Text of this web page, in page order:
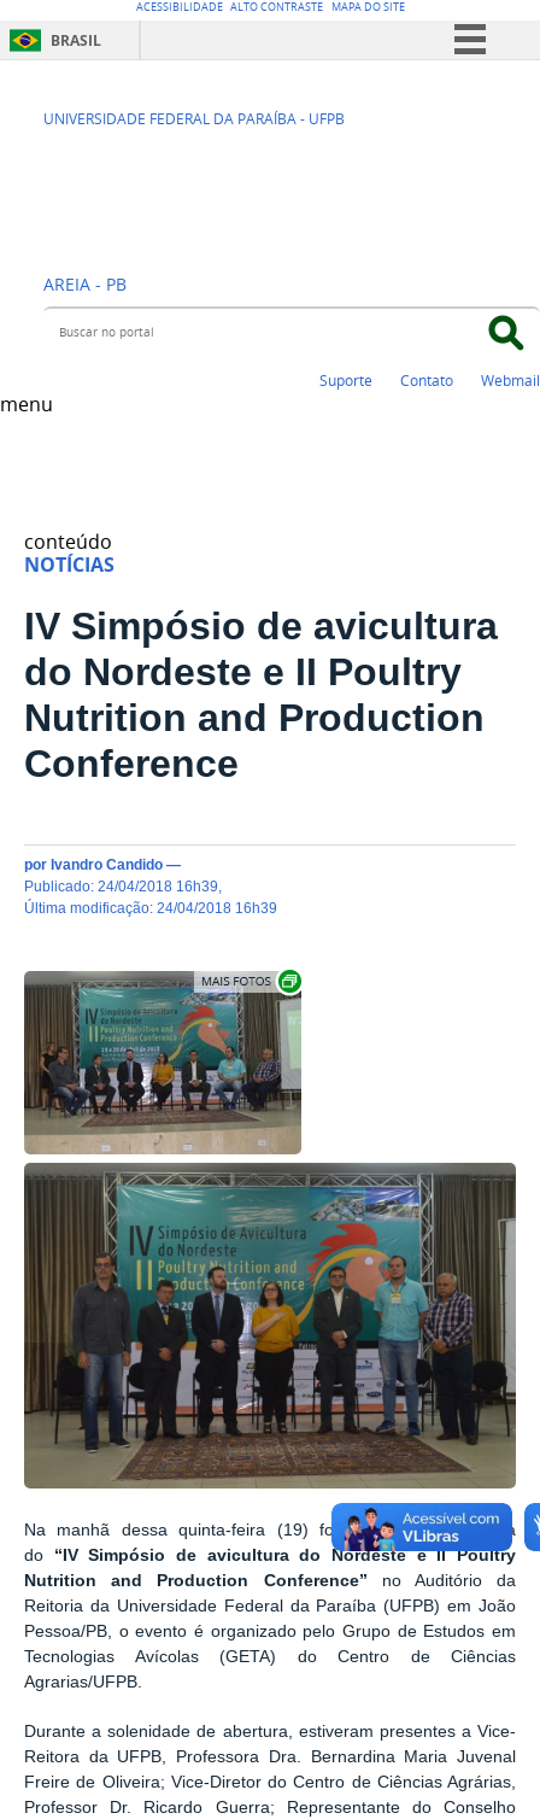
ACESSIBILIDADE ALTO CONTRASTE MAPA DO SITE
BRASIL
Comunica BR
UNIVERSIDADE FEDERAL DA PARAÍBA - UFPB
CCA - CENTRO DE
AREIA - PB
Buscar no portal
Suporte Contato Webmail
menu
conteúdo
NOTÍCIAS
IV Simpósio de avicultura
do Nordeste e II Poultry
Nutrition and Production
Conference
por Ivandro Candido —
publicado: 24/04/2018 16h39
última modificação: 24/04/2018 16h39
Na manhã dessa quinta-feira (19) foi realizada a abertura
do “IV Simpósio de avicultura do Nordeste e II Poultry
Nutrition and Production Conference” no Auditório da
Reitoria da Universidade Federal da Paraíba (UFPB) em João
Pessoa/PB, o evento é organizado pelo Grupo de Estudos em
Tecnologias Avícolas (GETA) do Centro de Ciências
Agrarias/UFPB.
Durante a solenidade de abertura, estiveram presentes a Vice-
Reitora da UFPB, Professora Dra. Bernardina Maria Juvenal
Freire de Oliveira; Vice-Diretor do Centro de Ciências Agrárias,
Professor Dr. Ricardo Guerra; Representante do Conselho